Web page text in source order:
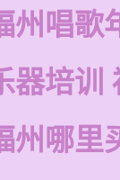
州唱歌
器培训
州哪里